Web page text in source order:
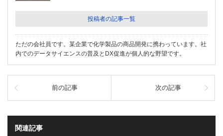
投稿者の記事一覧
ただの会社員です。某企業で化学製品の商品開発に携わっています。社
内でのデータサイエンスの普及とDX促進が個人的な野望です。
前の記事 次の記事
関連記事